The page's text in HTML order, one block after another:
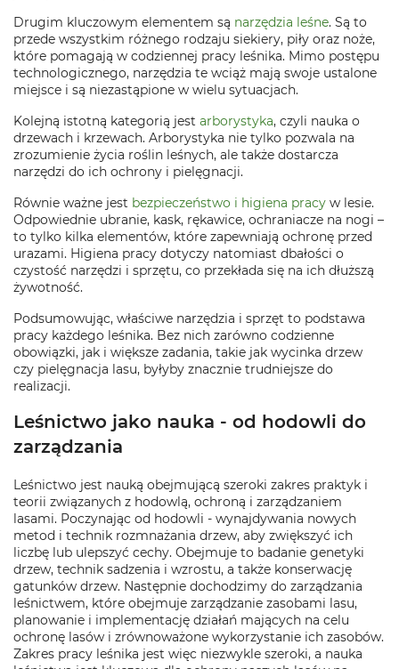
Drugim kluczowym elementem są narzędzia leśne. Są to
przede wszystkim różnego rodzaju siekiery, piły oraz noże,
które pomagają w codziennej pracy leśnika. Mimo postępu
technologicznego, narzędzia te wciąż mają swoje ustalone
miejsce i są niezastąpione w wielu sytuacjach.
Kolejną istotną kategorią jest arborystyka, czyli nauka o
drzewach i krzewach. Arborystyka nie tylko pozwala na
zrozumienie życia roślin leśnych, ale także dostarcza
narzędzi do ich ochrony i pielęgnacji.
Równie ważne jest bezpieczeństwo i higiena pracy w lesie.
Odpowiednie ubranie, kask, rękawice, ochraniacze na nogi –
to tylko kilka elementów, które zapewniają ochronę przed
urazami. Higiena pracy dotyczy natomiast dbałości o
czystość narzędzi i sprzętu, co przekłada się na ich dłuższą
żywotność.
Podsumowując, właściwe narzędzia i sprzęt to podstawa
pracy każdego leśnika. Bez nich zarówno codzienne
obowiązki, jak i większe zadania, takie jak wycinka drzew
czy pielęgnacja lasu, byłyby znacznie trudniejsze do
realizacji.
Leśnictwo jako nauka - od hodowli do
zarządzania
Leśnictwo jest nauką obejmującą szeroki zakres praktyk i
teorii związanych z hodowlą, ochroną i zarządzaniem
lasami. Poczynając od hodowli - wynajdywania nowych
metod i technik rozmnażania drzew, aby zwiększyć ich
liczbę lub ulepszyć cechy. Obejmuje to badanie genetyki
drzew, technik sadzenia i wzrostu, a także konserwację
gatunków drzew. Następnie dochodzimy do zarządzania
leśnictwem, które obejmuje zarządzanie zasobami lasu,
planowanie i implementację działań mających na celu
ochronę lasów i zrównoważone wykorzystanie ich zasobów.
Zakres pracy leśnika jest więc niezwykle szeroki, a nauka